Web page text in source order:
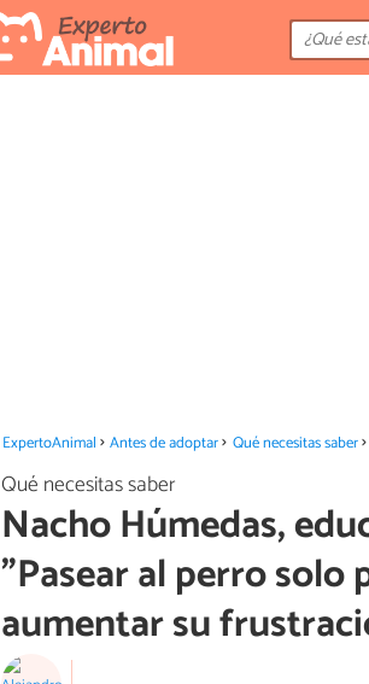
ExpertoAnimal Antes de adoptar Qué necesitas saber
Qué necesitas saber
Nacho Húmedas,
"Pasear al perro solo
aumentar su